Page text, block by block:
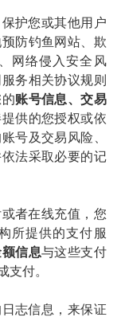
护您或其他用户
防钓鱼网站、欺
网络侵入安全风
务相关协议规则
账号信息、交易
供的您授权或依
号及交易风险、
法采取必要的记
者在线充值，您
所提供的支付服
信息与这些支付
支付。
志信息，来保证